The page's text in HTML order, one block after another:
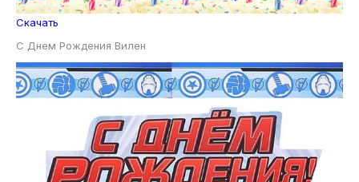
Скачать
С Днем Рождения Вилен